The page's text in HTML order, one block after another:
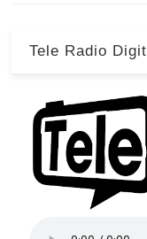
Tele Radio